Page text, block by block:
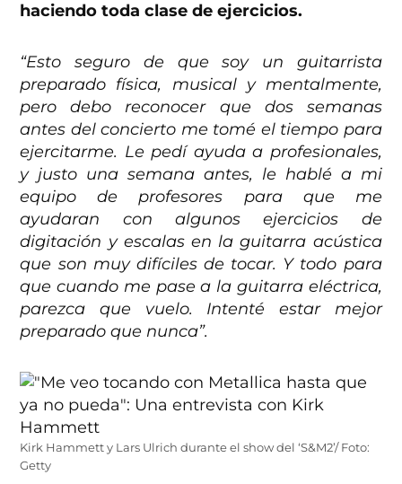
haciendo toda clase de ejercicios.
“Esto seguro de que soy un guitarrista
preparado física, musical y mentalmente,
pero debo reconocer que dos semanas
antes del concierto me tomé el tiempo para
ejercitarme. Le pedí ayuda a profesionales,
y justo una semana antes, le hablé a mi
equipo de profesores para que me
ayudaran con algunos ejercicios de
digitación y escalas en la guitarra acústica
que son muy difíciles de tocar. Y todo para
que cuando me pase a la guitarra eléctrica,
parezca que vuelo. Intenté estar mejor
preparado que nunca”.
Kirk Hammett y Lars Ulrich durante el show del ‘S&M2’/ Foto:
Getty